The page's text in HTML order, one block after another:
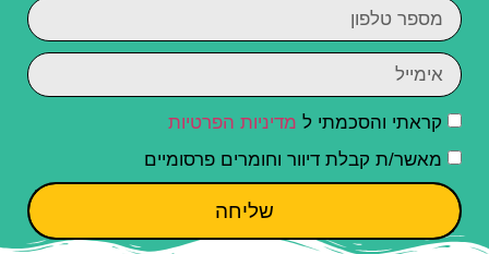
קראתי והסכמתי ל מדיניות הפרטיות
מאשר/ת קבלת דיוור וחומרים פרסומיים
שליחה